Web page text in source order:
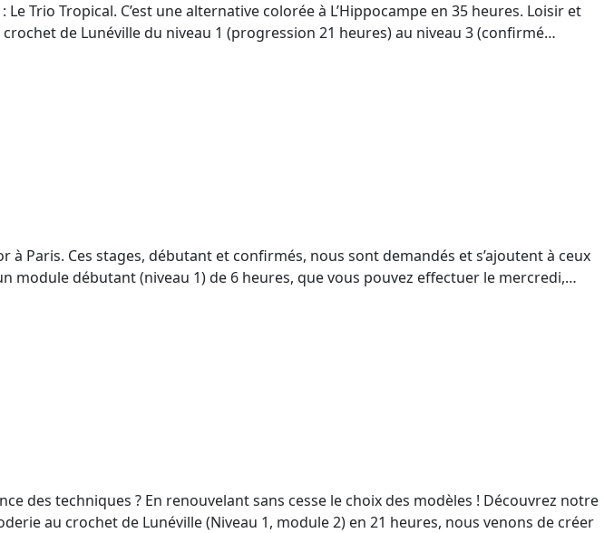
Trio Tropical. C’est une alternative colorée à L’Hippocampe en 35 heures. Loisir et
de Lunéville du niveau 1 (progression 21 heures) au niveau 3 (confirmé…
Paris. Ces stages, débutant et confirmés, nous sont demandés et s’ajoutent à ceux
module débutant (niveau 1) de 6 heures, que vous pouvez effectuer le mercredi,…
des techniques ? En renouvelant sans cesse le choix des modèles ! Découvrez notre
au crochet de Lunéville (Niveau 1, module 2) en 21 heures, nous venons de créer